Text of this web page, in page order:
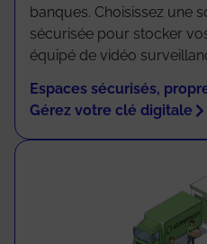
banques. Choisissez une
sécurisée pour stocker
équipé de vidéo
Espaces sécurisés,
Gérez votre clé digitale